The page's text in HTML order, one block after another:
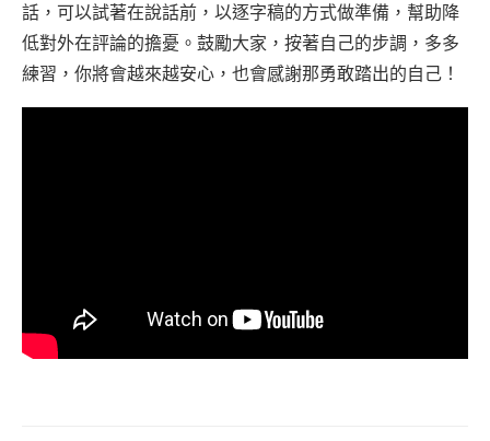
話，可以試著在說話前，以逐字稿的方式做準備，幫助降
低對外在評論的擔憂。鼓勵大家，按著自己的步調，多多
練習，你將會越來越安心，也會感謝那勇敢踏出的自己！